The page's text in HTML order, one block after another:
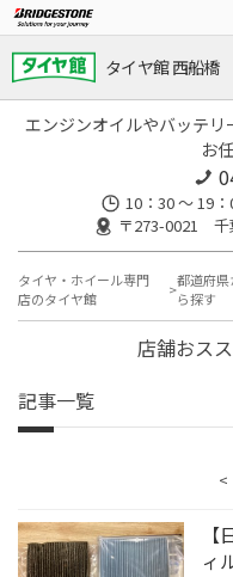
タイヤ館 西船橋
エンジンオイルやバッテ
お
10：30 ～ 19
〒273-0021 千
タイヤ・ホイール専門
店のタイヤ館
都道府県
ら探す
店舗おス
記事一覧
<
ィ